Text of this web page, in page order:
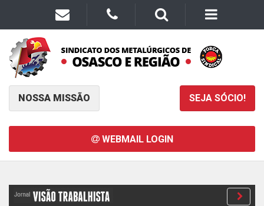
NOSSA MISSÃO SEJA SÓCIO!
WEBMAIL LOGIN